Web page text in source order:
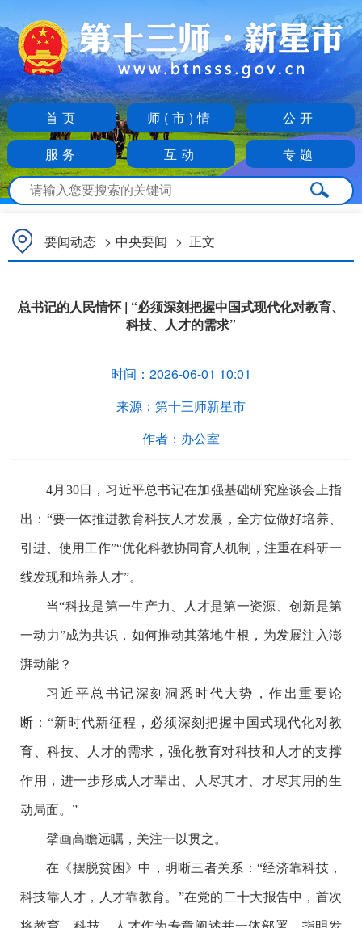
首页 师(市)情
公开
服务
互动 专题
要闻动态 > 中央要闻 > 正文
总书记的人民情怀 | “必须深刻把握中国式现代化对教育、
科技、人才的需求”
时间： 2026-06-01 10:01
来源： 第十三师新星市
作者： 办公室
4月30日，习近平总书记在加强基础研究座谈会上指
出：“要一体推进教育科技人才发展，全方位做好培养、
引进、使用工作”“优化科教协同育人机制，注重在科研一
线发现和培养人才”。
当“科技是第一生产力、人才是第一资源、创新是第
一动力”成为共识，如何推动其落地生根，为发展注入澎
湃动能？
习近平总书记深刻洞悉时代大势，作出重要论
断：“新时代新征程，必须深刻把握中国式现代化对教
育、科技、人才的需求，强化教育对科技和人才的支撑
作用，进一步形成人才辈出、人尽其才、才尽其用的生
动局面。”
擘画高瞻远瞩，关注一以贯之。
在《摆脱贫困》中，明晰三者关系：“经济靠科技，
科技靠人才，人才靠教育。”在党的二十大报告中，首次